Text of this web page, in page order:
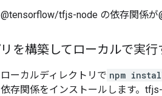
@tensorflow/tfjs-node の依存関係が
を構築してローカルで実行
ローカルディレクトリで npm
依存関係をインストールします。